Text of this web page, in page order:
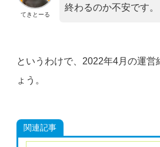
てきとーる
終わるのか不安です。
というわけで、2022年4月の運営
ょう。
関連記事